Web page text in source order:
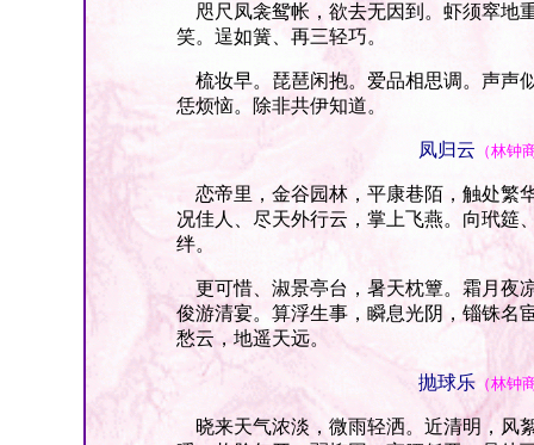
咫尺凤衾鸳帐，欲去无因到。虾须窣地
笑。逞如簧、再三轻巧。
梳妆早。琵琶闲抱。爱品相思调。声声
恁烦恼。除非共伊知道。
凤归云 （林钟
恋帝里，金谷园林，平康巷陌，触处繁
况佳人、尽天外行云，掌上飞燕。向玳筵
绊。
更可惜、淑景亭台，暑天枕簟。霜月夜
俊游清宴。算浮生事，瞬息光阴，锱铢名
愁云，地遥天远。
抛球乐 （林钟
晓来天气浓淡，微雨轻洒。近清明，风